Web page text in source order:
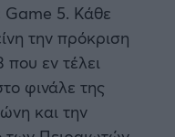
5. Κάθε
την πρόκριση
που εν τέλει
φινάλε της
και την